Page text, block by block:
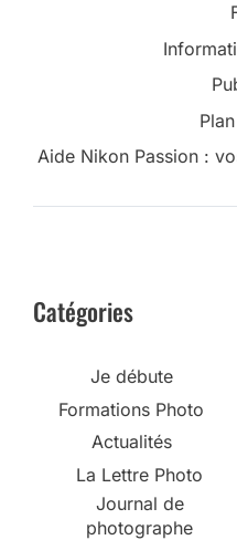
Aide Nikon Passion :
Catégories
Je débute
Formations Photo
Actualités
La Lettre Photo
Journal de
photographe